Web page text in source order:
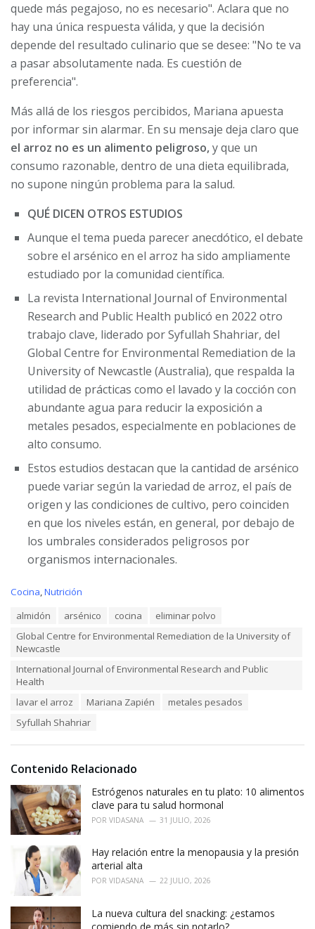
quede más pegajoso, no es necesario". Aclara que no
hay una única respuesta válida, y que la decisión
depende del resultado culinario que se desee: "No te va
a pasar absolutamente nada. Es cuestión de
preferencia".
Más allá de los riesgos percibidos, Mariana apuesta
por informar sin alarmar. En su mensaje deja claro que
el arroz no es un alimento peligroso,y que un
consumo razonable, dentro de una dieta equilibrada,
no supone ningún problema para la salud.
QUÉ DICEN OTROS ESTUDIOS
Aunque el tema pueda parecer anecdótico, el debate
sobre el arsénico en el arroz ha sido ampliamente
estudiado por la comunidad científica.
La revista International Journal of Environmental
Research and Public Health publicó en 2022 otro
trabajo clave, liderado por Syfullah Shahriar, del
Global Centre for Environmental Remediation de la
University of Newcastle (Australia), que respalda la
utilidad de prácticas como el lavado y la cocción con
abundante agua para reducir la exposición a
metales pesados, especialmente en poblaciones de
alto consumo.
Estos estudios destacan que la cantidad de arsénico
puede variar según la variedad de arroz, el país de
origen y las condiciones de cultivo, pero coinciden
en que los niveles están, en general, por debajo de
los umbrales considerados peligrosos por
organismos internacionales.
C
Cocina,Nutrición
almidón arsénico cocina
eliminar polvo
Global Centre for Environmental Remediation de la University of
Newcastle
International Journal of Environmental Research and Public
Health
lavar el arroz
Mariana Zapién
metales pesados
Syfullah Shahriar
Contenido Relacionado
Estrógenos naturales en tu plato: 10 alimentos
clave para tu salud hormonal
POR VIDASANA 31 JULIO, 2026
Hay relación entre la menopausia y la presión
arterial alta
POR VIDASANA 22 JULIO, 2026
La nueva cultura del snacking: ¿estamos